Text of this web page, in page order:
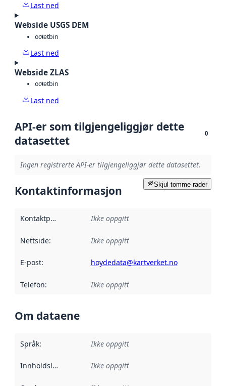
Last ned
Webside USGS DEM
octetbin
Last ned
Webside ZLAS
octetbin
Last ned
API-er som tilgjengeliggjør dette
datasettet
0
Ingen registrerte API-er tilgjengeliggjør dette datasettet.
Skjul tomme rader
Kontaktinformasjon
Kontaktpunkt Ikke oppgitt
Nettside: Ikke oppgitt
E-post: hoydedata@kartverket.no
Telefon: Ikke oppgitt
Om dataene
Språk: Ikke oppgitt
Innholdsleverandører :
Ikke oppgitt